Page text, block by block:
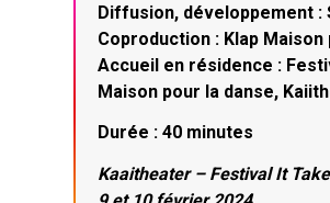
Diffusion, développement :
Coproduction : Klap
Accueil en résidence :
Maison pour la danse,
Durée : 40 minutes
Kaaitheater – Festival It